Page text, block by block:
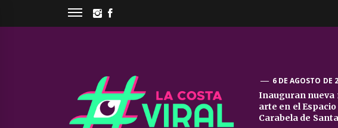
INSTAGRAM
La
Costa
6 DE AGOSTO DE
Inauguran nueva
arte en el
Carabela de